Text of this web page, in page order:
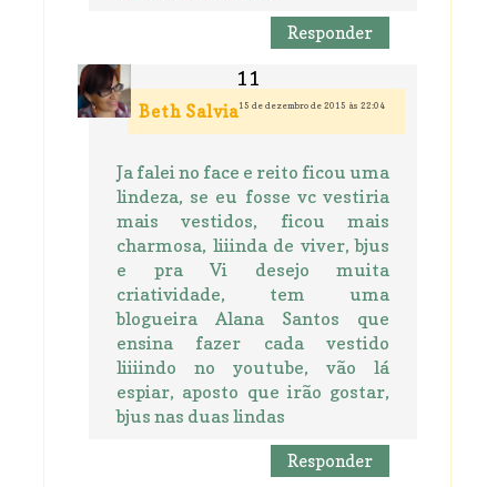
Responder
Beth Salvia15 de dezembro de 2015 às 22:04
Ja falei no face e reito ficou uma
lindeza, se eu fosse vc vestiria
mais vestidos, ficou mais
charmosa, liiinda de viver, bjus
e pra Vi desejo muita
criatividade, tem uma
blogueira Alana Santos que
ensina fazer cada vestido
liiiindo no youtube, vão lá
espiar, aposto que irão gostar,
bjus nas duas lindas
Responder